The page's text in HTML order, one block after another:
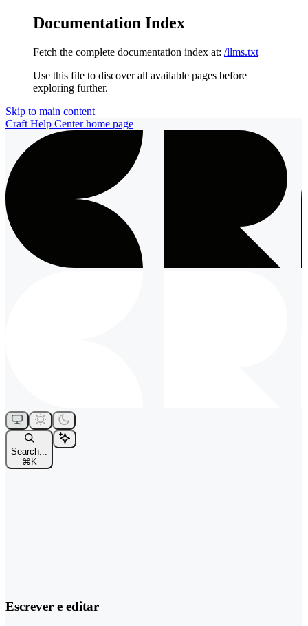
Documentation Index
Fetch the complete documentation index at: /llms.txt
Use this file to discover all available pages before
exploring further.
Skip to main content
Craft Help Centerhome page
Search...
⌘ K
Escrever e editar